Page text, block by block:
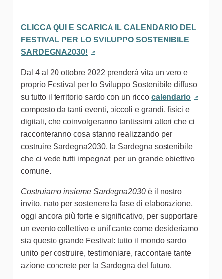
CLICCA QUI E SCARICA IL CALENDARIO DEL
FESTIVAL PER LO SVILUPPO SOSTENIBILE
SARDEGNA2030!
Dal 4 al 20 ottobre 2022 prenderà vita un vero e
proprio Festival per lo Sviluppo Sostenibile diffuso
su tutto il territorio sardo con un ricco calendario
composto da tanti eventi, piccoli e grandi, fisici e
digitali, che coinvolgeranno tantissimi attori che ci
racconteranno cosa stanno realizzando per
costruire Sardegna2030, la Sardegna sostenibile
che ci vede tutti impegnati per un grande obiettivo
comune.
Costruiamo insieme Sardegna2030 è il nostro
invito, nato per sostenere la fase di elaborazione,
oggi ancora più forte e significativo, per supportare
un evento collettivo e unificante come desideriamo
sia questo grande Festival: tutto il mondo sardo
unito per costruire, testimoniare, raccontare tante
azione concrete per la Sardegna del futuro.